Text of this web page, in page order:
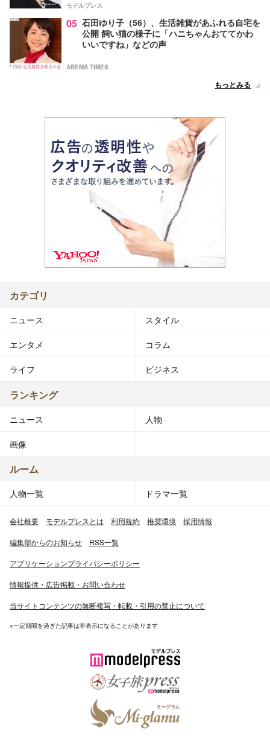
モデルプレス
05 石田ゆり子（56）、生活雑貨があふれる自宅を
公開 飼い猫の様子に「ハニちゃんおててかわ
いいですね」などの声
ABEMA TIMES
もっとみる
カテゴリ
ニュース スタイル
エンタメ コラム
ライフ ビジネス
ランキング
ニュース 人物
画像
ルーム
人物一覧 ドラマ一覧
会社概要 モデルプレスとは 利用規約 推奨環境 採用情報
編集部からのお知らせ RSS一覧
アプリケーションプライバシーポリシー
情報提供・広告掲載・お問い合わせ
当サイトコンテンツの無断複写・転載・引用の禁止について
※一定期間を過ぎた記事は非表示になることがあります